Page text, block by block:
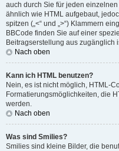
auch durch Sie für jeden
ähnlich wie HTML aufgebaut,
spitzen („<“ und „>“) Klammern
BBCode finden Sie auf einer
Beitragserstellung aus zugänglich
Nach oben
Kann ich HTML benutzen?
Nein, es ist nicht möglich, HTML-
Formatierungsmöglichkeiten, die
werden.
Nach oben
Was sind Smilies?
Smilies sind kleine Bilder, die